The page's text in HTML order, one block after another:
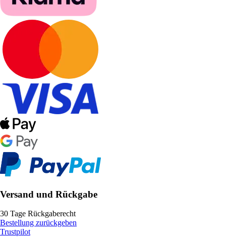
Versand und Rückgabe
30 Tage Rückgaberecht
Bestellung zurückgeben
Trustpilot